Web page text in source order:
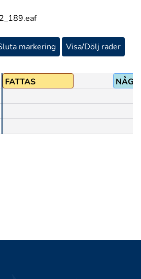
markering
Visa/Dölj rader
FATTAS